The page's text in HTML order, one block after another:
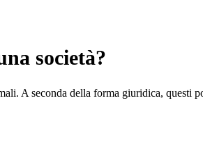
società?
A seconda della forma giuridica, questi